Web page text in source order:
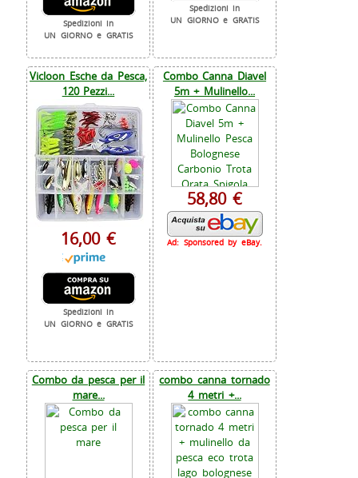
Spedizioni in
UN GIORNO e GRATIS
Spedizioni in
UN GIORNO e GRATIS
Vicloon Esche da Pesca,
120 Pezzi...
16,00 €
Spedizioni in
UN GIORNO e GRATIS
Combo Canna Diavel
5m + Mulinello...
58,80 €
Ad: Sponsored by eBay.
Combo da pesca per il
mare...
combo canna tornado
4 metri +...